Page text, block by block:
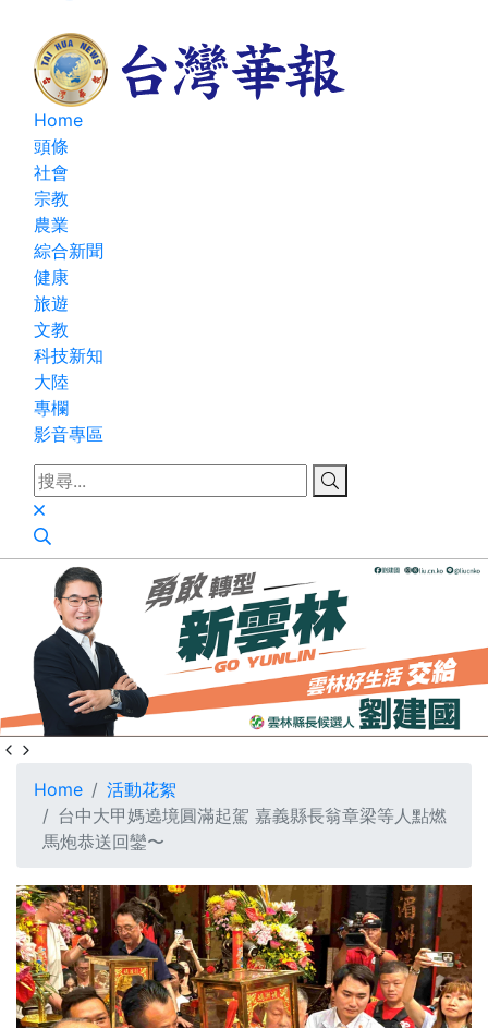
Home
頭條
社會
宗教
農業
綜合新聞
健康
旅遊
文教
科技新知
大陸
專欄
影音專區
Home
活動花絮
台中大甲媽遶境圓滿起駕 嘉義縣長翁章梁等人點燃
馬炮恭送回鑾〜